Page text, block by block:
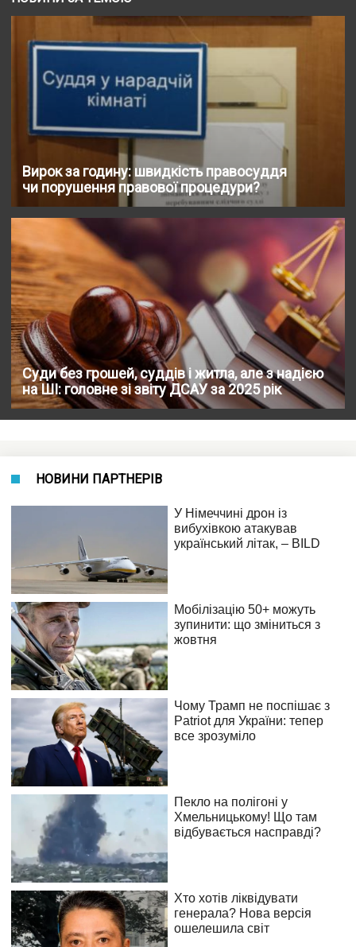
Вирок за годину: швидкість правосуддя
чи порушення правової процедури?
Суди без грошей, суддів і житла, але з надією
на ШІ: головне зі звіту ДСАУ за 2025 рік
НОВИНИ ПАРТНЕРІВ